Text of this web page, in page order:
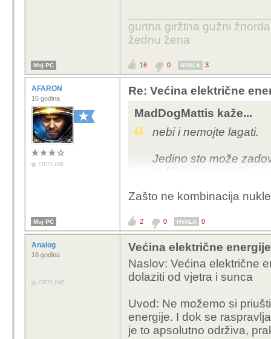
gurtna giržtna gužni
žednu žena
Moj PC 16 0 HVALA 3
AFARON
16 godina
OFFLINE
Re: Većina električne
MadDogMattis kaže...
nebi i nemojte lagati.
Jedino sto može
nuklearna energija.
Solarne ploče i
okoliš sa tim
Zašto ne kombinacija
Moj PC 2 0 HVALA 0
Analog
16 godina
OFFLINE
Većina električne
Naslov: Većina električne
dolaziti od vjetra i sunca
Uvod: Ne možemo si
energije. I dok se
je to apsolutno održiva,